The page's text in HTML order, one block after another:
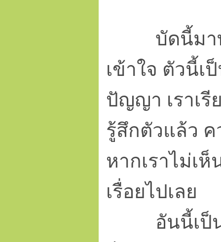
บัดนี้มาทำ
เข้าใจ ตัวนี้เ
ปัญญา เราเรี
รู้สึกตัวแล้ว
หากเราไม่เ
เรื่อยไปเลย
อันนี้เป็นวิ